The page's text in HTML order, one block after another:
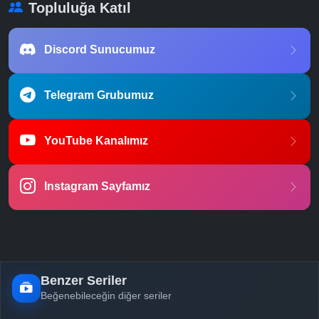
Topluluğa Katıl
Discord Sunucumuz
Telegram Grubumuz
YouTube Kanalımız
Instagram Sayfamız
Benzer Seriler
Beğenebileceğin diğer seriler